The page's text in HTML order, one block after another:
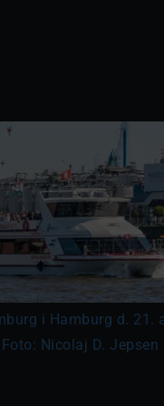
i Hamburg d. 21.
Nicolaj D. Jepsen